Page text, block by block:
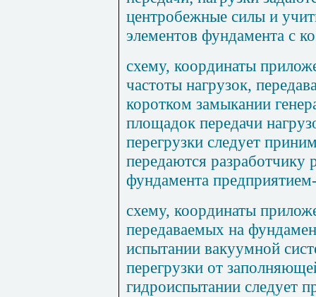
центробежные силы и
элементов фундамента с
схему, координаты
частоты нагрузок,
коротком замыкании
площадок передачи
перегрузки следует
передаются разработчику
фундамента
схему, координаты
передаваемых на
испытании вакуумной
перегрузки от
гидроиспытании следует